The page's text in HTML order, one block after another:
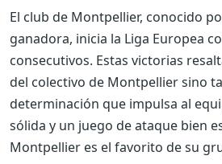
El club de Montpellier, conocido
ganadora, inicia la Liga Europea
consecutivos. Estas victorias
del colectivo de Montpellier sino
determinación que impulsa al
sólida y un juego de ataque bien
Montpellier es el favorito de su